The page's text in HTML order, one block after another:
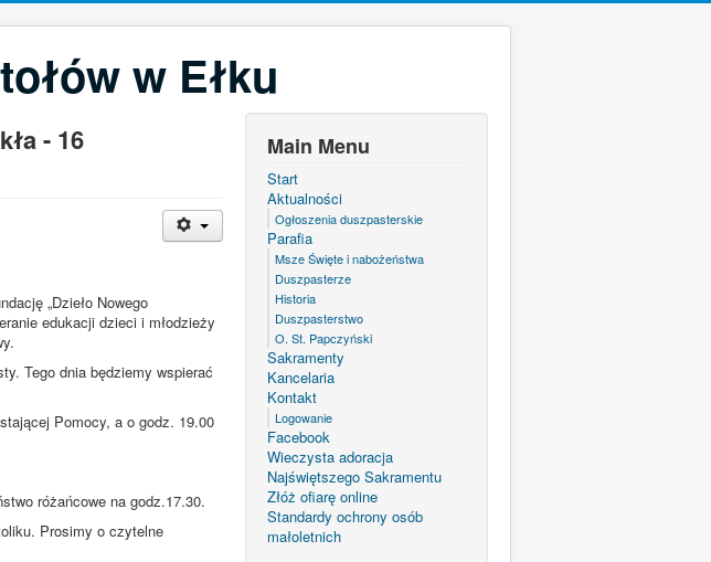
w Ełku
- 16
„Dzieło Nowego
edukacji dzieci i młodzieży
Tego dnia będziemy wspierać
Pomocy, a o godz. 19.00
różańcowe na godz.17.30.
Prosimy o czytelne
Main Menu
Start
Aktualności
Ogłoszenia duszpasterskie
Parafia
Msze Święte i nabożeństwa
Duszpasterze
Historia
Duszpasterstwo
O. St. Papczyński
Sakramenty
Kancelaria
Kontakt
Logowanie
Facebook
Wieczysta adoracja
Najświętszego Sakramentu
Złóż ofiarę online
Standardy ochrony osób
małoletnich